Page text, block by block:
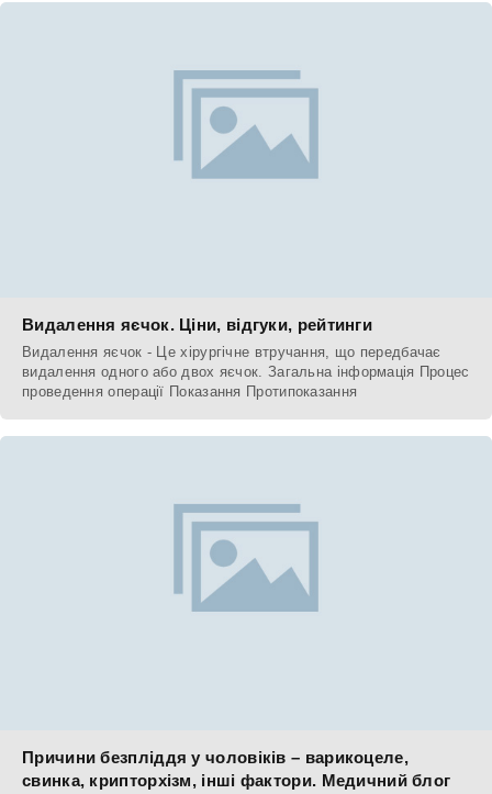
Видалення яєчок. Ціни, відгуки, рейтинги
Видалення яєчок - Це хірургічне втручання, що передбачає
видалення одного або двох яєчок. Загальна інформація Процес
проведення операції Показання Протипоказання
Причини безпліддя у чоловіків – варикоцеле,
свинка, крипторхізм, інші фактори. Медичний блог